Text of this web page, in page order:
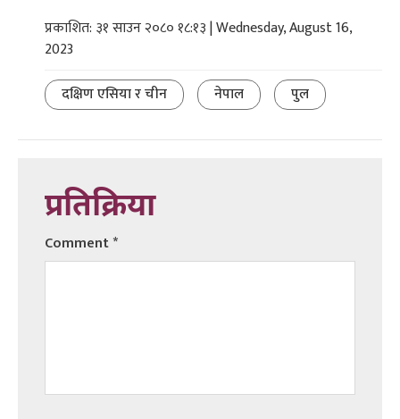
प्रकाशित: ३१ साउन २०८० १८:१३ | Wednesday, August 16,
2023
दक्षिण एसिया र चीन
नेपाल पुल
प्रतिक्रिया
Comment*